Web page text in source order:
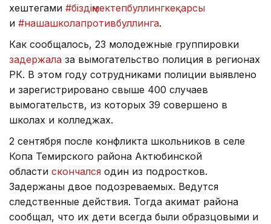
хештегами #біздіңмектепбуллингкеқарсы
и #нашашколапротивбуллинга.
Как сообщалось, 23 молодежные группировки
задержала за вымогательство полиция в регионах
РК. В этом году сотрудниками полиции выявлено
и зарегистрировано свыше 400 случаев
вымогательств, из которых 39 совершено в
школах и колледжах.
2 сентября после конфликта школьников в селе
Копа Темирского района Актюбинской
области скончался один из подростков.
Задержаны двое подозреваемых. Ведутся
следственные действия. Тогда акимат района
сообщал, что их дети всегда были образцовыми и